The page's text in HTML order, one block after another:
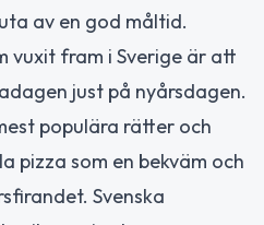
av en god måltid.
vuxit fram i Sverige är att
just på nyårsdagen.
populära rätter och
pizza som en bekväm och
Svenska